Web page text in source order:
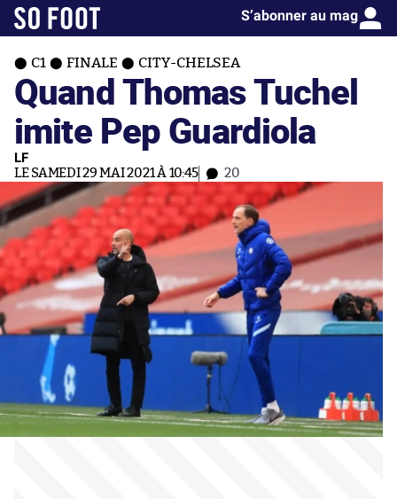
S’abonner au mag
C1 FINALE CITY-CHELSEA
Quand Thomas Tuchel
imite Pep Guardiola
LF
LE SAMEDI 29 MAI 2021 À 10:45 20